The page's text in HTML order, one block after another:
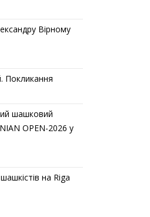
Вірному
Покликання
шашковий
OPEN-2026 у
на Riga